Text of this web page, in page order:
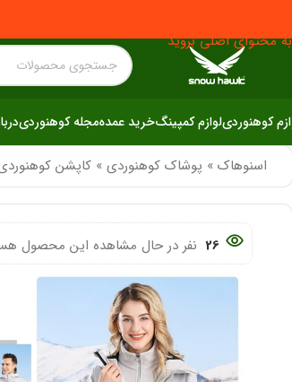
به محتوای اصلی بروید
کوهنوردیلوازم کمپینگخرید عمدهمجله کوهنوردی
اسنوهاک » پوشاک کوهنوردی »کاپشن
26 نفر در حال مشاهده این محصول